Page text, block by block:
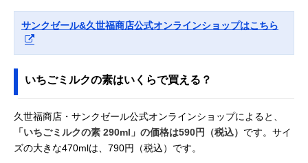
サンクゼール&久世福商店公式オンラインショップはこちら
いちごミルクの素はいくらで買える？
久世福商店・サンクゼール公式オンラインショップによると、
「いちごミルクの素 290ml」の価格は590円（税込） です。サイ
ズの大きな470mlは、790円（税込）です。